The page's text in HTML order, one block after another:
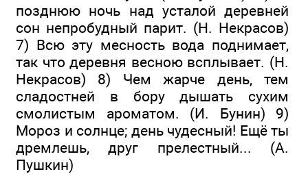
позднюю ночь над усталой деревней
сон непробудный парит. (Н. Некрасов)
7) Всю эту месность вода поднимает,
так что деревня весною всплывает. (Н.
Некрасов) 8) Чем жарче день, тем
сладостней в бору дышать сухим
смолистым ароматом. (И. Бунин) 9)
Мороз и солнце; день чудесный! Ещё ты
дремлешь, друг прелестный... (А.
Пушкин)